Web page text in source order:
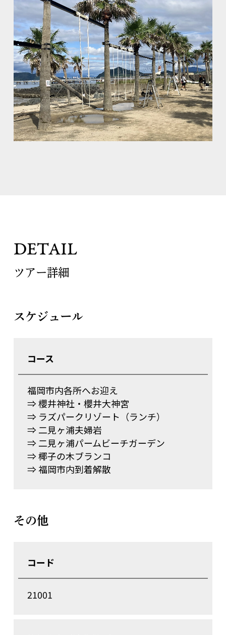
DETAIL
ツアー詳細
スケジュール
コース
福岡市内各所へお迎え
⇒ 櫻井神社・櫻井大神宮
⇒ ラズパークリゾート（ランチ）
⇒ 二見ヶ浦夫婦岩
⇒ 二見ヶ浦パームビーチガーデン
⇒ 椰子の木ブランコ
⇒ 福岡市内到着解散
その他
コード
21001